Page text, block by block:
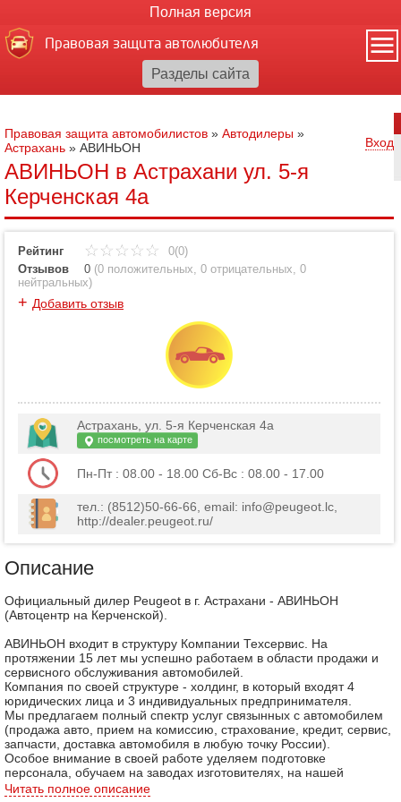
Полная версия
Правовая защита автолюбителя
Правовая защита автомобилистов » Автодилеры »
Астрахань » АВИНЬОН Вход
АВИНЬОН в Астрахани ул. 5-я
Керченская 4а
Рейтинг
0(0)
Отзывов
0 (0 положительных, 0 отрицательных, 0
нейтральных)
+ Добавить отзыв
Астрахань, ул. 5-я Керченская 4а
посмотреть на карте
Пн-Пт : 08.00 - 18.00 Сб-Вс : 08.00 - 17.00
тел.: (8512)50-66-66, email: info@peugeot.lc,
http://dealer.peugeot.ru/
Описание
Официальный дилер Peugeot в г. Астрахани - АВИНЬОН
(Автоцентр на Керченской).
АВИНЬОН входит в структуру Компании Техсервис. На
протяжении 15 лет мы успешно работаем в области продажи и
сервисного обслуживания автомобилей.
Компания по своей структуре - холдинг, в который входят 4
юридических лица и 3 индивидуальных предпринимателя.
Мы предлагаем полный спектр услуг связынных с автомобилем
(продажа авто, прием на комиссию, страхование, кредит, сервис,
запчасти, доставка автомобиля в любую точку России).
Особое внимание в своей работе уделяем подготовке
персонала, обучаем на заводах изготовителях, на нашей
территории совместно с АГТУ, «Роберт Бош» и «Интерколор»
Читать полное описание